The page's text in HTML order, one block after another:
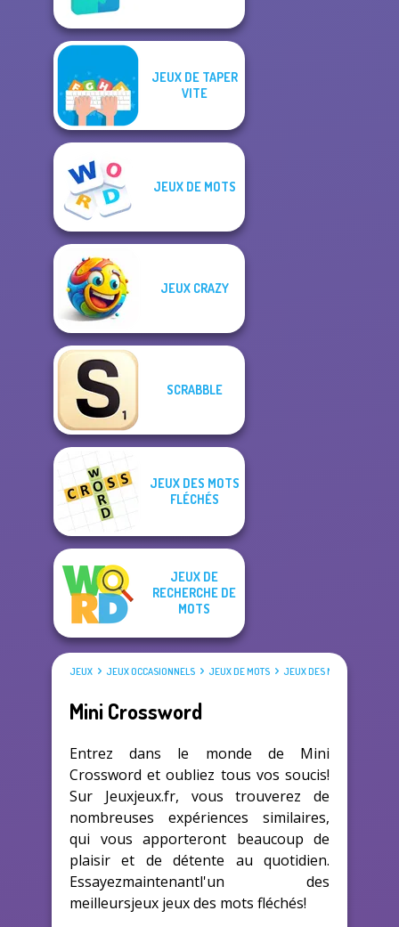
JEUX DE TAPER
VITE
JEUX DE MOTS
JEUX CRAZY
SCRABBLE
JEUX DES MOTS
FLÉCHÉS
JEUX DE
RECHERCHE DE
MOTS
JEUX JEUX OCCASIONNELS JEUX DE MOTS JEUX DES MOTS FLÉCHÉS
Mini Crossword
Entrez dans le monde de Mini
Crossword et oubliez tous vos soucis!
Sur Jeuxjeux.fr, vous trouverez de
nombreuses expériences similaires,
qui vous apporteront beaucoup de
plaisir et de détente au quotidien.
Essayezmaintenantl'un des
meilleursjeux jeux des mots fléchés!